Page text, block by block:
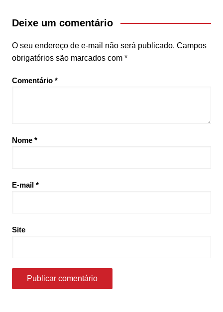
Deixe um comentário
O seu endereço de e-mail não será publicado. Campos
obrigatórios são marcados com *
Comentário *
Nome *
E-mail *
Site